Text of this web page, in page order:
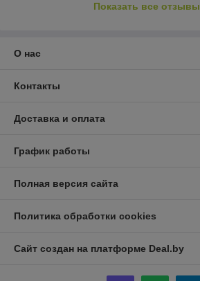
Показать все отзывы
О нас
Контакты
Доставка и оплата
График работы
Полная версия сайта
Политика обработки cookies
Сайт создан на платформе Deal.by